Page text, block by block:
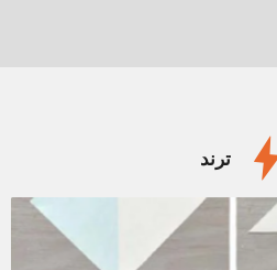
ترند